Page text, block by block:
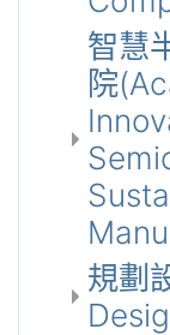
智慧
院
規劃